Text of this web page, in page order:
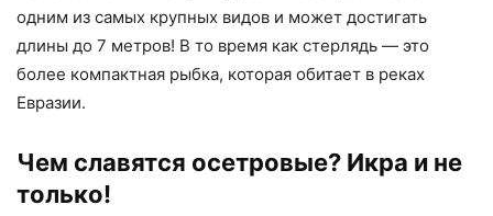
одним из самых крупных видов и может достигать
длины до 7 метров! В то время как стерлядь — это
более компактная рыбка, которая обитает в реках
Евразии.
Чем славятся осетровые? Икра и не
только!